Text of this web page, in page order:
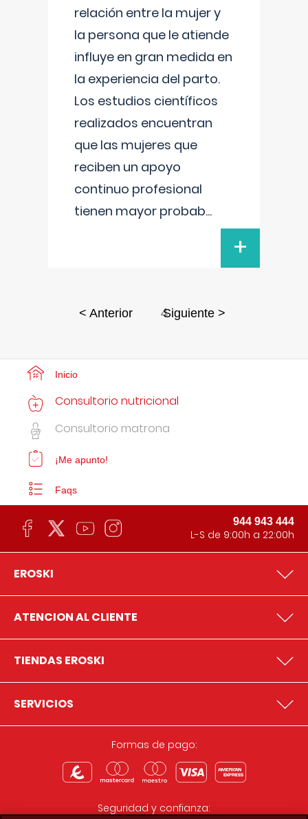
relación entre la mujer y
la persona que le atiende
influye en gran medida en
la experiencia del parto.
Los estudios científicos
realizados encuentran
que las mujeres que
reciben un apoyo
continuo profesional
tienen mayor probab...
+
< Anterior 4
Siguiente >
Inicio
Consultorio nutricional
Consultorio matrona
¡Me apunto!
Faqs
944 943 444
L-S de 9:00h a 22:00h
EROSKI
ATENCION AL CLIENTE
TIENDAS EROSKI
SERVICIOS
Formas de pago:
Seguridad y confianza: